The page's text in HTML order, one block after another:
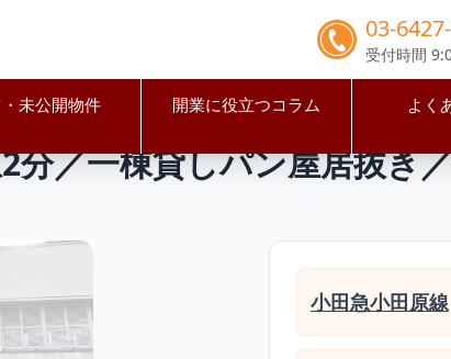
03-
受付時間
未公開物件 開業に役立つコラム よく
区 喜多見駅 【世田谷区】喜多見駅2分／一棟貸しパ
分／一棟貸しパン屋居抜き
小田急小田原線